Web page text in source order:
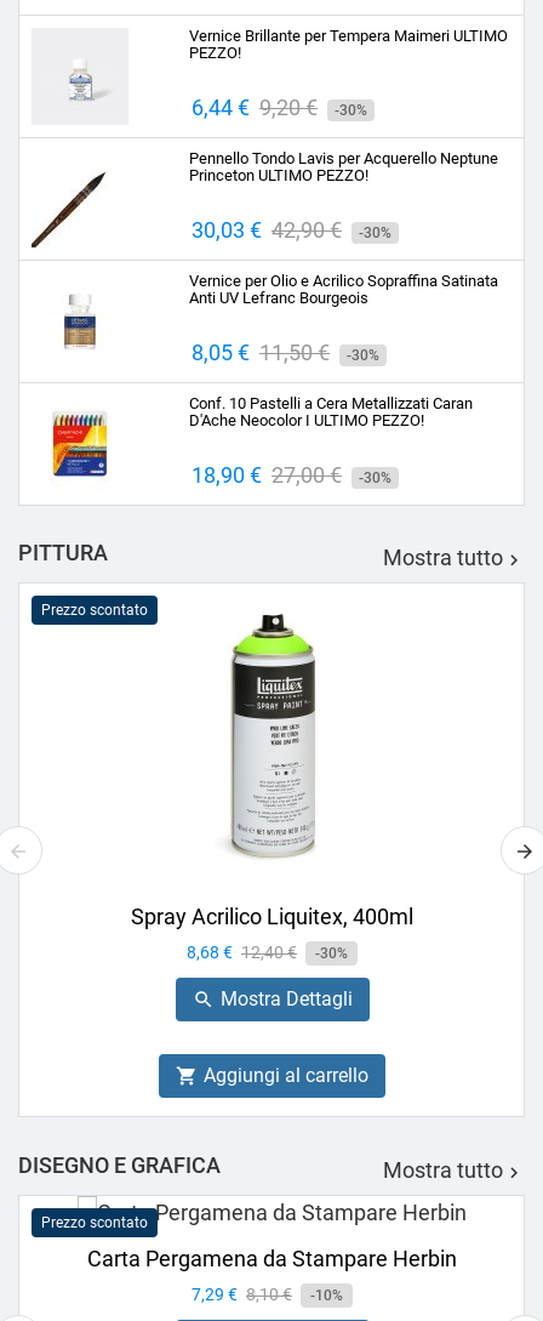
base
Vernice Brillante per Tempera Maimeri ULTIMO
PEZZO!
Prezzo
6,44 € Prezzo
base
9,20 € -30%
Pennello Tondo Lavis per Acquerello Neptune
Princeton ULTIMO PEZZO!
Prezzo
30,03 € Prezzo
base
42,90 € -30%
Vernice per Olio e Acrilico Sopraffina Satinata
Anti UV Lefranc Bourgeois
Prezzo
8,05 € Prezzo
base
11,50 € -30%
Conf. 10 Pastelli a Cera Metallizzati Caran
D'Ache Neocolor I ULTIMO PEZZO!
Prezzo
18,90 € Prezzo
base
27,00 € -30%
PITTURA Mostra tutto 
Prezzo scontato
Spray Acrilico Liquitex, 400ml
Prezzo
8,68 € Prezzo
base
12,40 € -30%
 Mostra Dettagli
 Aggiungi al carrello
DISEGNO E GRAFICA Mostra tutto 
Prezzo scontato
Carta Pergamena da Stampare Herbin
Prezzo
7,29 € Prezzo
8,10 € -10%